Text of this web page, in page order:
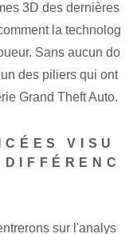
3D des dernières
la technolog
Sans aucun do
des piliers qui ont
Grand Theft Auto.
VISU
sur l'analys